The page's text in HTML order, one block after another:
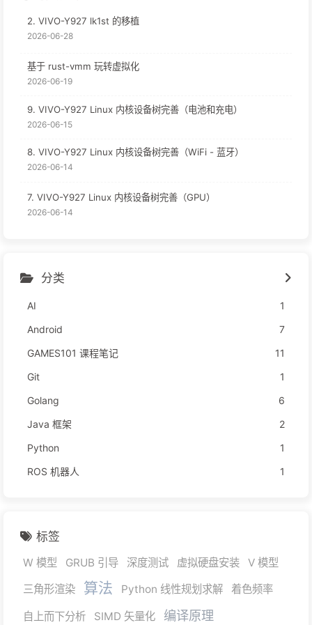
2. VIVO-Y927 lk1st 的移植
2026-06-28
基于 rust-vmm 玩转虚拟化
2026-06-19
9. VIVO-Y927 Linux 内核设备树完善（电池和充电）
2026-06-15
8. VIVO-Y927 Linux 内核设备树完善（WiFi - 蓝牙）
2026-06-14
7. VIVO-Y927 Linux 内核设备树完善（GPU）
2026-06-14
分类
AI
1
Android
7
GAMES101 课程笔记
11
Git
1
Golang
6
Java 框架
2
Python
1
ROS 机器人
1
标签
W 模型 GRUB 引导 深度测试 虚拟硬盘安装
V 模型
三角形渲染
算法 Python 线性规划求解 着色频率
自上而下分析 SIMD 矢量化 编译原理